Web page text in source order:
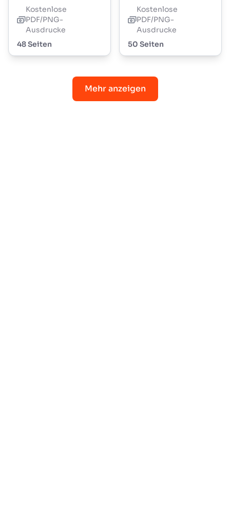
Kostenlose
PDF/PNG-
Ausdrucke
48 Seiten
Kostenlose
PDF/PNG-
Ausdrucke
50 Seiten
Mehr anzeigen